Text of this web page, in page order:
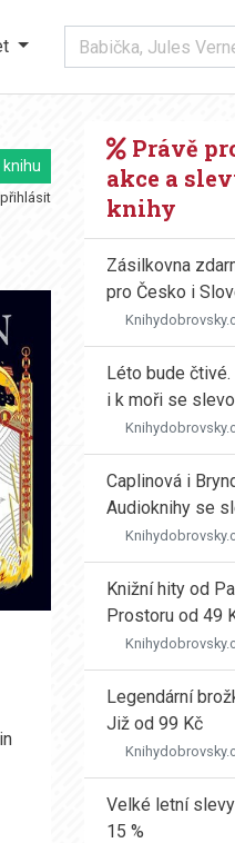
Právě
akce a
knihy
Zásilkovna
pro Česko i
Léto bude čtivé.
i k moři se
Caplinová i
Audioknihy se
Knižní hity od
Prostoru od 49
Legendární
Již od 99 Kč
Velké letní
15 %